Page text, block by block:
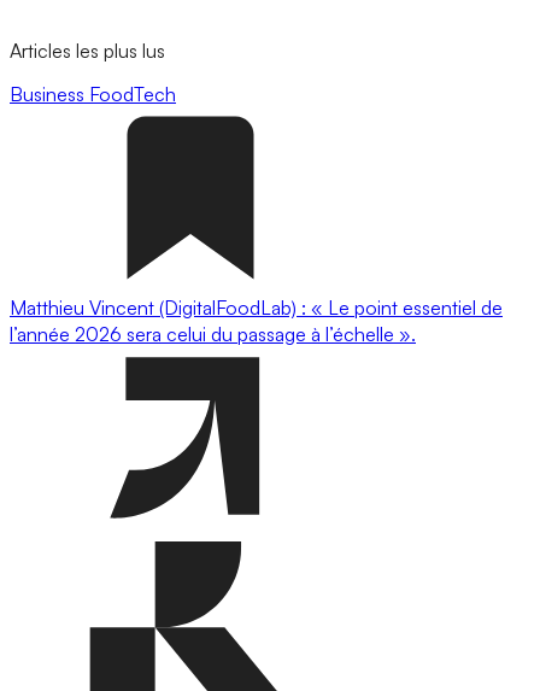
Articles les plus lus
Business FoodTech
Matthieu Vincent (DigitalFoodLab) : « Le point essentiel de
l’année 2026 sera celui du passage à l’échelle ».